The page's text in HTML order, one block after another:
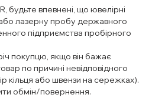
будьте впевнені, що ювелірні
лазерну пробу державного
підприємства пробірного
покупцю, якщо він бажає
по причині невідповідного
кільця або швензи на сережках).
обмін/повернення.